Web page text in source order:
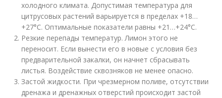
холодного климата. Допустимая температура для
цитрусовых растений варьируется в пределах +18…
+27°C. Оптимальные показатели равны +21…+24°C.
Резкие перепады температур. Лимон этого не
переносит. Если вынести его в новые с условия без
предварительной закалки, он начнет сбрасывать
листья. Воздействие сквозняков не менее опасно.
Застой жидкости. При чрезмерном поливе, отсутствии
дренажа и дренажных отверстий происходит застой